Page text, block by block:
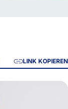
LINK KOPIEREN